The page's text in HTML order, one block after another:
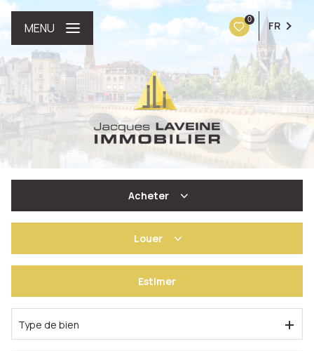
0 FR
MENU
Acheter
Louer
De l'immo pro
Estimer
Type de bien